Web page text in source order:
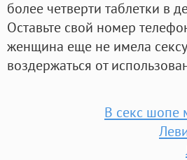
более четверти таблетки в
Оставьте свой номер
женщина еще не имела
воздержаться от
В секс шопе